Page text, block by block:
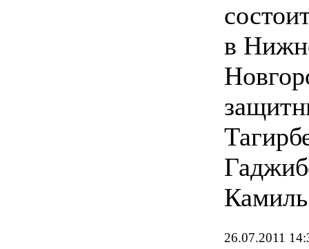
в
26.07.2011